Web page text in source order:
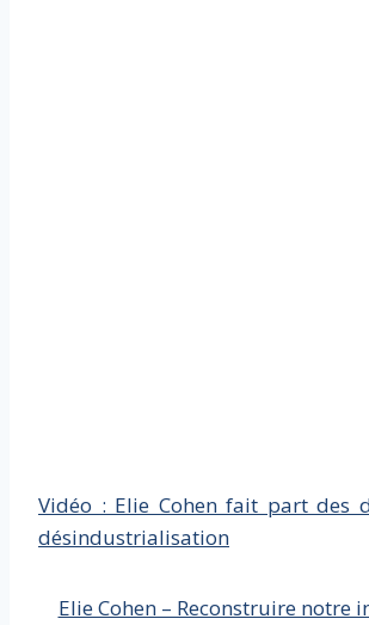
Vidéo : Elie Cohen fait part des
désindustrialisation
Elie Cohen – Reconstruire notre